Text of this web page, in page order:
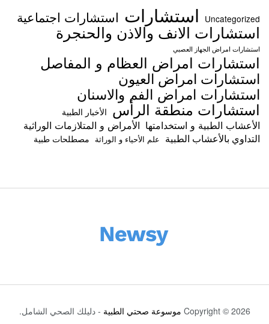
Uncategorized استشارات استشارات اجتماعية
استشارات الانف والاذن والحنجرة
استشارات امراض الجهاز العصبي
استشارات امراض العظام و المفاصل
استشارات امراض العيون
استشارات امراض الفم والاسنان
استشارات منطقة الرأس الأخبار الطبية
الأعشاب الطبية و استخدامتها الأمراض و المتلازمات الوراثية
التداوي بالأعشاب الطبية علم الأحياء و الوراثة مصطلحات طبية
Copyright © 2026 موسوعة صحتي الطبية - دليلك الصحي الشامل.